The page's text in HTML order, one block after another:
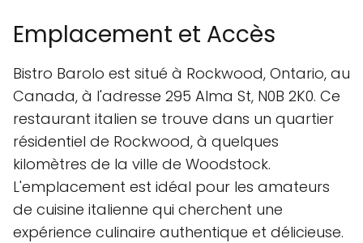
Emplacement et Accès
Bistro Barolo est situé à Rockwood, Ontario, au
Canada, à l'adresse 295 Alma St, N0B 2K0. Ce
restaurant italien se trouve dans un quartier
résidentiel de Rockwood, à quelques
kilomètres de la ville de Woodstock.
L'emplacement est idéal pour les amateurs
de cuisine italienne qui cherchent une
expérience culinaire authentique et délicieuse.